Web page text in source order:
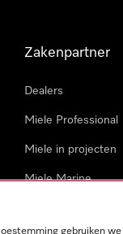
Zakenpartner
Dealers
Miele Professional
Miele in projecten
Miele Marine
gebruiken we